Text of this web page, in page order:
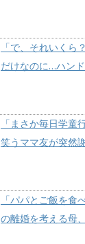
「で、それいくら
だけなのに…ハンド
「まさか毎日学童
笑うママ友が突然
「パパとご飯を食
の離婚を考える母